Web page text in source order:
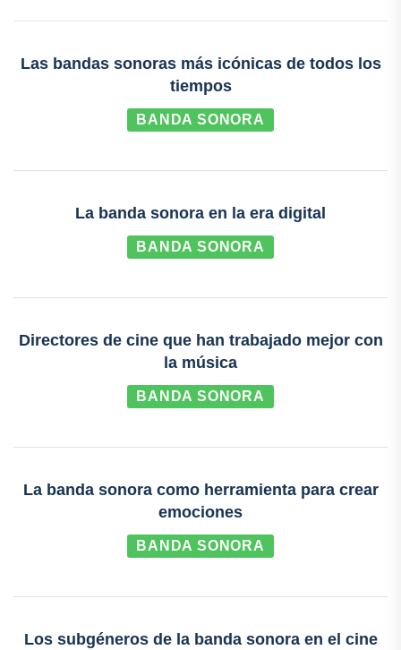
Las bandas sonoras más icónicas de todos los
tiempos
BANDA SONORA
La banda sonora en la era digital
BANDA SONORA
Directores de cine que han trabajado mejor con
la música
BANDA SONORA
La banda sonora como herramienta para crear
emociones
BANDA SONORA
Los subgéneros de la banda sonora en el cine